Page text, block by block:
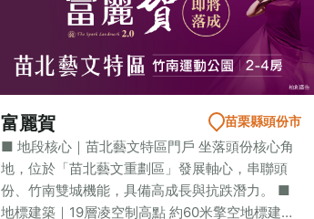
富麗賀 苗栗縣頭份市
■ 地段核心｜苗北藝文特區門戶 坐落頭份核心角
地，位於「苗北藝文重劃區」發展軸心，串聯頭
份、竹南雙城機能，具備高成長與抗跌潛力。 ■
地標建築｜19層凌空制高點 約60米擎空地標建